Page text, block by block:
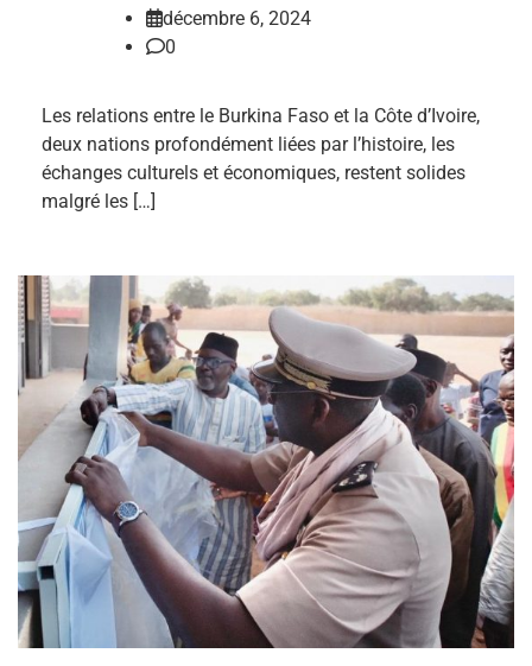
décembre 6, 2024
0
Les relations entre le Burkina Faso et la Côte d’Ivoire,
deux nations profondément liées par l’histoire, les
échanges culturels et économiques, restent solides
malgré les […]